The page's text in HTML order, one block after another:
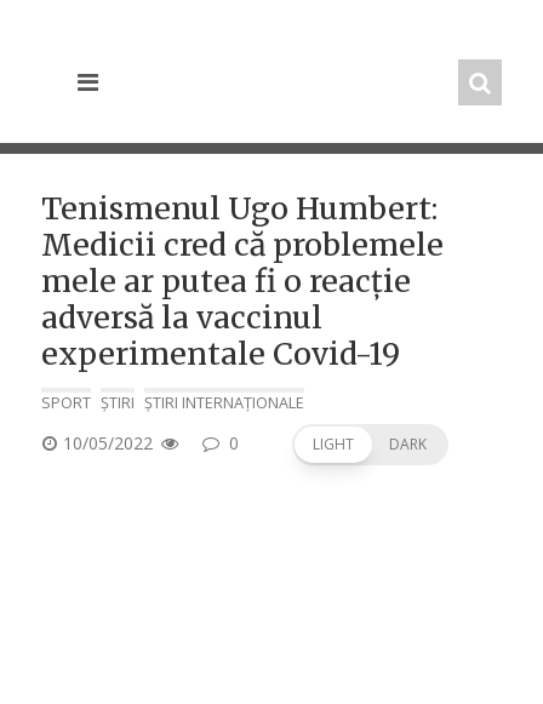
Tenismenul Ugo Humbert:
Medicii cred că problemele
mele ar putea fi o reacție
adversă la vaccinul
experimentale Covid-19
SPORT ȘTIRI ȘTIRI INTERNAȚIONALE
POSTED
10/05/2022 0 LIGHT DARK